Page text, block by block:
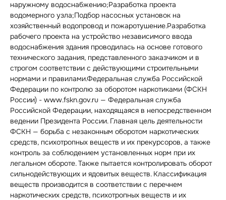
наружному водоснабжению;Разработка проекта
водомерного узла;Подбор насосных установок на
хозяйственный водопровод и пожаротушение.Разработка
рабочего проекта на устройство независимого ввода
водоснабжения здания проводилась на основе готового
технического задания, представленного заказчиком и в
строгом соответствии с действующими строительными
нормами и правилами.Федеральная служба Российской
Федерации по контролю за оборотом наркотиками (ФСКН
России) - www.fskn.gov.ru — Федеральная служба
Российской Федерации, находящаяся в непосредственном
ведении Президента России. Главная цель деятельности
ФСКН — борьба с незаконным оборотом наркотических
средств, психотропных веществ и их прекурсоров, а также
контроль за соблюдением установленных норм при их
легальном обороте. Также пытается контролировать оборот
сильнодействующих и ядовитых веществ. Классификация
веществ производится в соответствии с перечнем
наркотических средств, психотропных веществ и их